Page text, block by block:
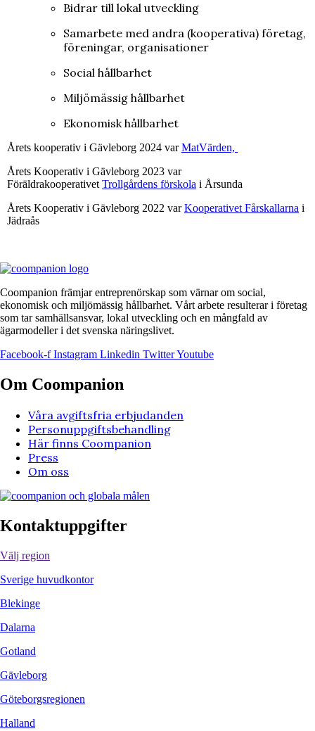
Bidrar till lokal utveckling
Samarbete med andra (kooperativa) företag,
föreningar, organisationer
Social hållbarhet
Miljömässig hållbarhet
Ekonomisk hållbarhet
Årets kooperativ i Gävleborg 2024 varMatVärden,
Årets Kooperativ i Gävleborg 2023 var
Föräldrakooperativet Trollgårdens förskola i Årsunda
Årets Kooperativ i Gävleborg 2022 varKooperativet Fårskallarna i
Jädraås
Coompanion främjar entreprenörskap som värnar om social,
ekonomisk och miljömässig hållbarhet. Vårt arbete resulterar i företag
som tar samhällsansvar, lokal utveckling och en mångfald av
ägarmodeller i det svenska näringslivet.
Facebook-f Instagram Linkedin TwitterYoutube
Om Coompanion
Våra avgiftsfria erbjudanden
Personuppgiftsbehandling
Här finns Coompanion
Press
Om oss
Kontaktuppgifter
Välj region
Sverige huvudkontor
Blekinge
Dalarna
Gotland
Gävleborg
Göteborgsregionen
Halland